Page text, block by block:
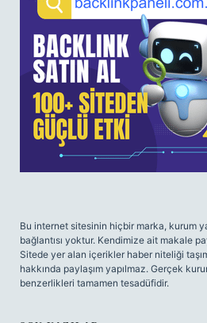
Bu internet sitesinin hiçbir marka, kurum
bağlantısı yoktur. Kendimize ait makale
Sitede yer alan içerikler haber niteliği
hakkında paylaşım yapılmaz. Gerçek
benzerlikleri tamamen tesadüfidir.